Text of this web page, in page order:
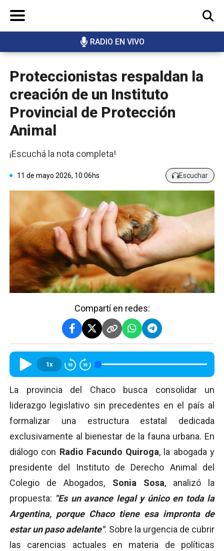
RADIO EN VIVO
BUSCAR
Proteccionistas respaldan la
creación de un Instituto
Provincial de Protección
Animal
¡Escuchá la nota completa!
11 de mayo 2026, 10:06hs Escuchar
Compartí en redes:
1x
La provincia del Chaco busca consolidar un
liderazgo legislativo sin precedentes en el país al
formalizar una estructura estatal dedicada
exclusivamente al bienestar de la fauna urbana. En
diálogo con Radio Facundo Quiroga, la abogada y
presidente del Instituto de Derecho Animal del
Colegio de Abogados, Sonia Sosa, analizó la
propuesta: "Es un avance legal y único en toda la
Argentina, porque Chaco tiene esa impronta de
estar un paso adelante". Sobre la urgencia de cubrir
las carencias actuales en materia de políticas